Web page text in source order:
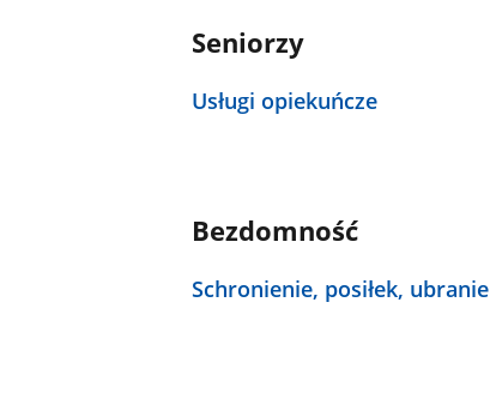
Seniorzy
Usługi opiekuńcze
Bezdomność
Schronienie, posiłek, ubranie